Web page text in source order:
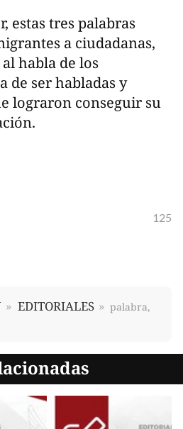
estas tres palabras
a ciudadanas,
habla de los
de ser habladas y
lograron conseguir su
125
EDITORIALES
palabra,